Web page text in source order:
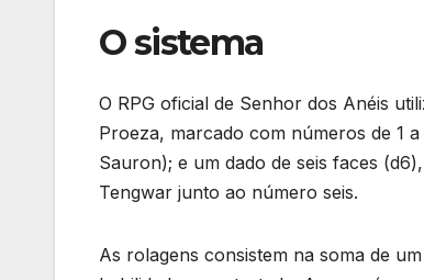
O sistema
O RPG oficial de Senhor dos Anéis
Proeza, marcado com números de 1
Sauron); e um dado de seis faces
Tengwar junto ao número seis.
As rolagens consistem na soma de